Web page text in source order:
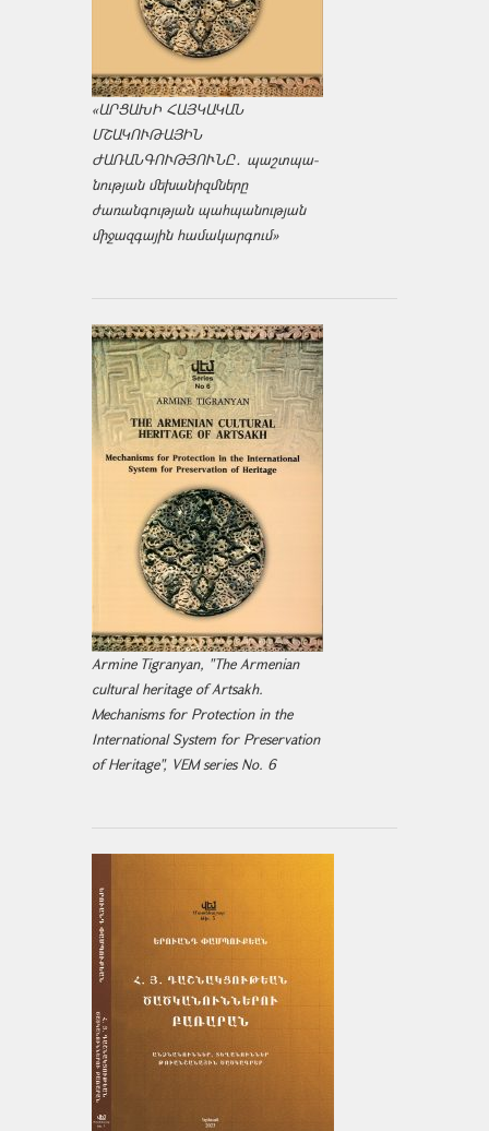
«ԱՐՑԱԽԻ ՀԱՅԿԱԿԱՆ
ՄՇԱԿՈՒԹԱՅԻՆ
ԺԱՌԱՆԳՈՒԹՅՈՒՆԸ․ պաշտպա­
նության մեխանիզմները
ժառանգության պահպանության
միջազ­գային համակարգում»
Armine Tigranyan, "The Armenian
cultural heritage of Artsakh.
Mechanisms for Protection in the
International System for Preservation
of Heritage", VEM series No. 6